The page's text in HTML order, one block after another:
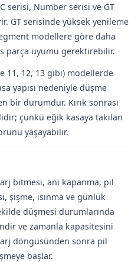
serisi, Number serisi ve GT
GT serisinde yüksek yenileme
modellere göre daha
parça uyumu gerektirebilir.
11, 12, 13 gibi) modellerde
yapısı nedeniyle düşme
bir durumdur. Kırık sonrası
çünkü eğik kasaya takılan
yaşayabilir.
bitmesi, ani kapanma, pil
şişme, ısınma ve günlük
düşmesi durumlarında
ve zamanla kapasitesini
döngüsünden sonra pil
başlar.